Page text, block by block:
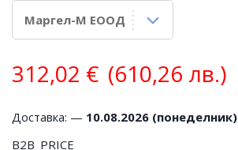
312,02 € (610,26 лв.)
Доставка: — 10.08.2026 (понеделник)
B2B_PRICE